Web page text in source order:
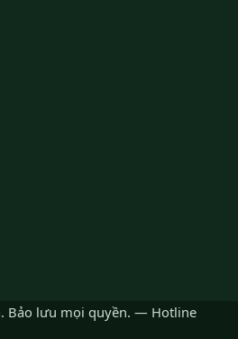
Bảo lưu mọi quyền. — Hotline